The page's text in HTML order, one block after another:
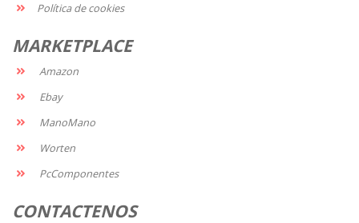
Política de cookies
MARKETPLACE
Amazon
Ebay
ManoMano
Worten
PcComponentes
CONTACTENOS